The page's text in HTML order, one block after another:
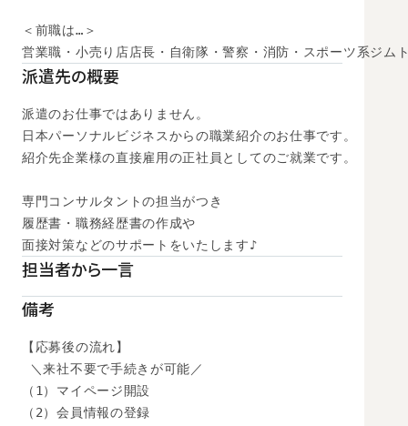
＜前職は…＞
営業職・小売り店店長・自衛隊・警察・消防・スポーツ系ジ
派遣先の概要
派遣のお仕事ではありません。
日本パーソナルビジネスからの職業紹介のお仕事です。
紹介先企業様の直接雇用の正社員としてのご就業です。
専門コンサルタントの担当がつき
履歴書・職務経歴書の作成や
面接対策などのサポートをいたします♪
担当者から一言
備考
【応募後の流れ】
＼来社不要で手続きが可能／
（1）マイページ開設
（2）会員情報の登録